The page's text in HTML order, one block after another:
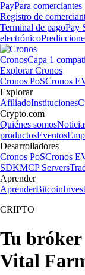
PayPara comerciantes
Registro de
Terminal de pagoPay
electrónico
CronosCapa 1
Explorar Cronos
Cronos PoSCronos
Explorar
AfiliadoInstituciones
Crypto.com
Quiénes somos
productosEventos
Desarrolladores
Cronos PoSCronos
SDKMCP Servers
Aprender
AprenderBitcoin
CRIPTO
Tu bróker
Vital